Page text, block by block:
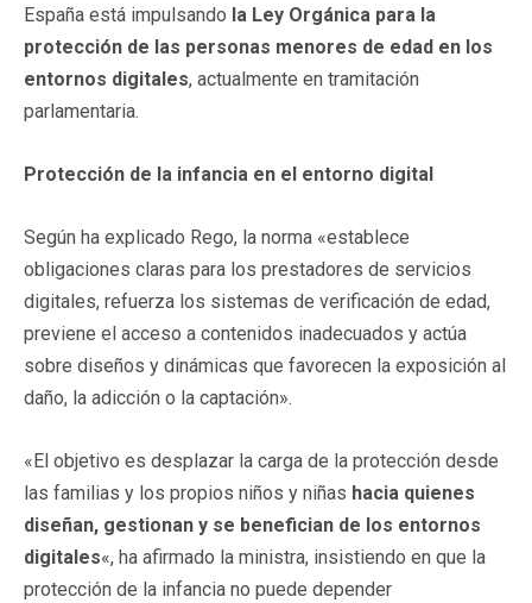
España está impulsando la Ley Orgánica para la
protección de las personas menores de edad en los
entornos digitales, actualmente en tramitación
parlamentaria.
Protección de la infancia en el entorno digital
Según ha explicado Rego, la norma «establece
obligaciones claras para los prestadores de servicios
digitales, refuerza los sistemas de verificación de edad,
previene el acceso a contenidos inadecuados y actúa
sobre diseños y dinámicas que favorecen la exposición al
daño, la adicción o la captación».
«El objetivo es desplazar la carga de la protección desde
las familias y los propios niños y niñas hacia quienes
diseñan, gestionan y se benefician de los entornos
digitales«, ha afirmado la ministra, insistiendo en que la
protección de la infancia no puede depender